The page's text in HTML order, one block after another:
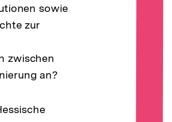
sowie
zur
zwischen
an?